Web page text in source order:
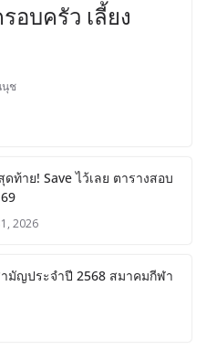
บครัว เลี้ยง
นุช
ดท้าย! Save ไว้เลย ตารางสอบ
2026
มัญประจำปี 2568 สมาคมกีฬา